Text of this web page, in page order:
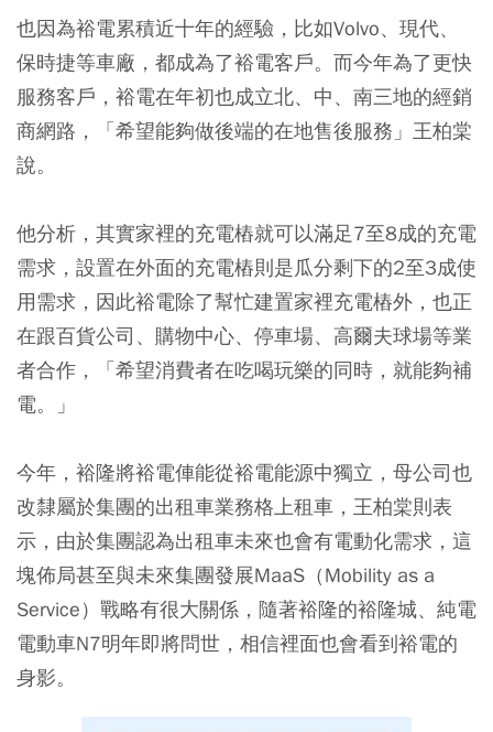
也因為裕電累積近十年的經驗，比如Volvo、現代、
保時捷等車廠，都成為了裕電客戶。而今年為了更快
服務客戶，裕電在年初也成立北、中、南三地的經銷
商網路，「希望能夠做後端的在地售後服務」王柏棠
說。
他分析，其實家裡的充電樁就可以滿足7至8成的充電
需求，設置在外面的充電樁則是瓜分剩下的2至3成使
用需求，因此裕電除了幫忙建置家裡充電樁外，也正
在跟百貨公司、購物中心、停車場、高爾夫球場等業
者合作，「希望消費者在吃喝玩樂的同時，就能夠補
電。」
今年，裕隆將裕電俥能從裕電能源中獨立，母公司也
改隸屬於集團的出租車業務格上租車，王柏棠則表
示，由於集團認為出租車未來也會有電動化需求，這
塊佈局甚至與未來集團發展MaaS（Mobility as a
Service）戰略有很大關係，隨著裕隆的裕隆城、純電
電動車N7明年即將問世，相信裡面也會看到裕電的
身影。